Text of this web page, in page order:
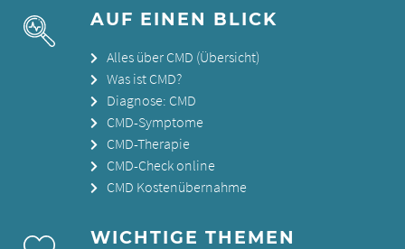
AUF EINEN BLICK
Alles über CMD (Übersicht)
Was ist CMD?
Diagnose: CMD
CMD-Symptome
CMD-Therapie
CMD-Check online
CMD Kostenübernahme
WICHTIGE THEMEN